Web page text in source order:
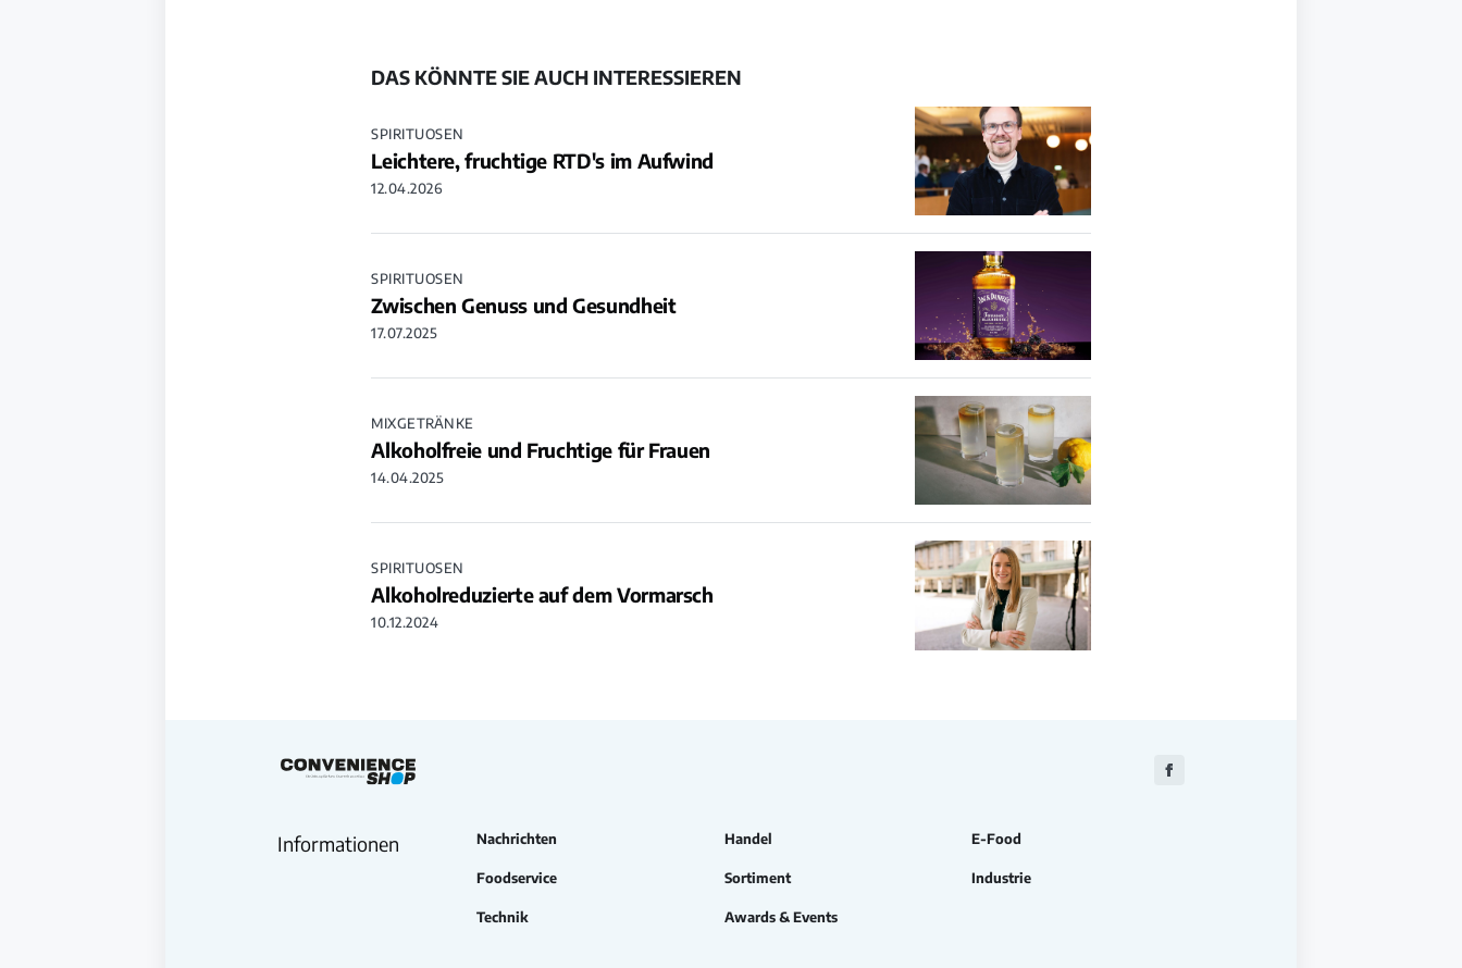
DAS KÖNNTE SIE AUCH INTERESSIEREN
SPIRITUOSEN
Leichtere, fruchtige RTD's im Aufwind
12.04.2026
SPIRITUOSEN
Zwischen Genuss und Gesundheit
17.07.2025
MIXGETRÄNKE
Alkoholfreie und Fruchtige für Frauen
14.04.2025
SPIRITUOSEN
Alkoholreduzierte auf dem Vormarsch
10.12.2024
Zu
Informationen Nachrichten Handel E-Food
Foodservice Sortiment Industrie
Technik Awards & Events